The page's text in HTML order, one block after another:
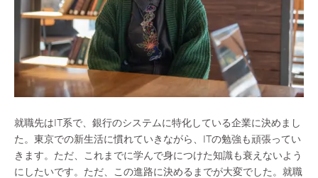
就職先はIT系で、銀行のシステムに特化している企業に決めまし
た。東京での新生活に慣れていきながら、ITの勉強も頑張ってい
きます。ただ、これまでに学んで身につけた知識も衰えないよう
にしたいです。ただ、この進路に決めるまでが大変でした。就職